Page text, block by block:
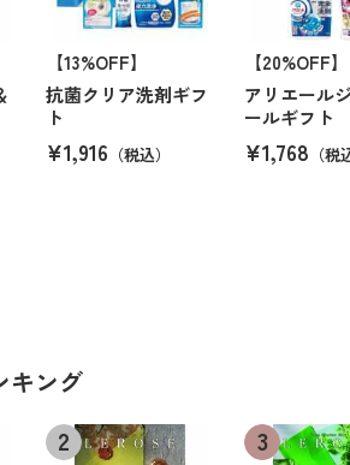
【13%OFF】
抗菌クリア洗剤ギフ
ト
¥1,916 （税込）
【20%OFF】
アリエール
ールギフト
¥1,768 （税
キング